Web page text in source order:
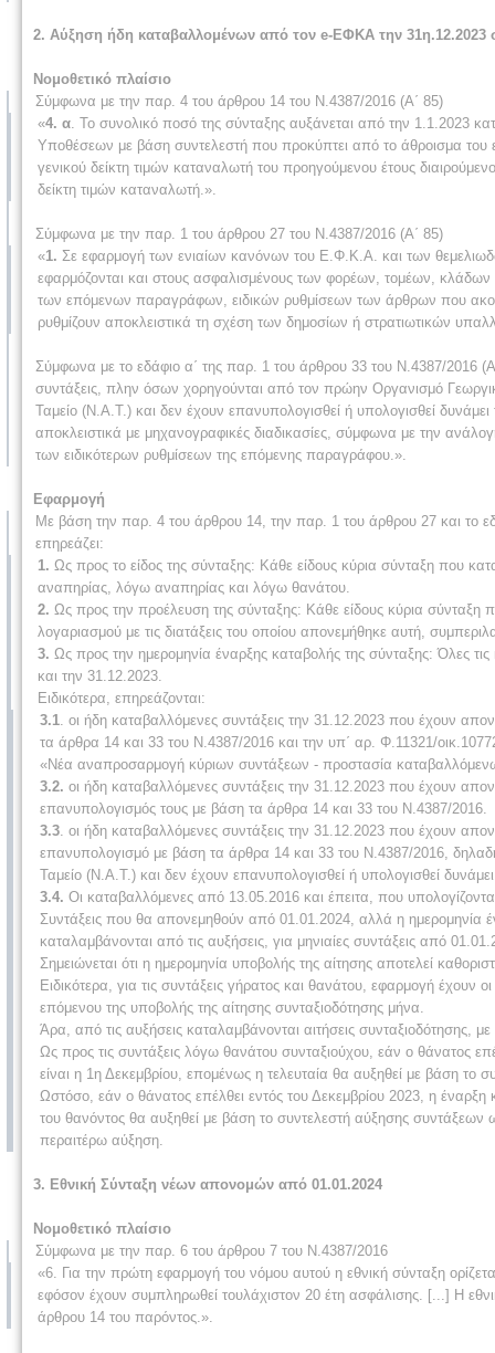
2. Αύξηση ήδη καταβαλλομένων από τον e-ΕΦΚΑ την 31η.12.2023
Νομοθετικό πλαίσιο
Σύμφωνα με την παρ. 4 του άρθρου 14 του Ν.4387/2016 (Α΄ 85)
«4. α . Το συνολικό ποσό της σύνταξης αυξάνεται από την 1.1.2023
Υποθέσεων με βάση συντελεστή που προκύπτει από το άθροισμα του
γενικού δείκτη τιμών καταναλωτή του προηγούμενου έτους
δείκτη τιμών καταναλωτή.».
Σύμφωνα με την παρ. 1 του άρθρου 27 του Ν.4387/2016 (Α΄ 85)
«1. Σε εφαρμογή των ενιαίων κανόνων του Ε.Φ.Κ.Α. και των
εφαρμόζονται και στους ασφαλισμένους των φορέων, τομέων,
των επόμενων παραγράφων, ειδικών ρυθμίσεων των άρθρων που
ρυθμίζουν αποκλειστικά τη σχέση των δημοσίων ή στρατιωτικών
Σύμφωνα με το εδάφιο α΄ της παρ. 1 του άρθρου 33 του Ν.4387/2016
συντάξεις, πλην όσων χορηγούνται από τον πρώην Οργανισμό
Ταμείο (Ν.Α.Τ.) και δεν έχουν επανυπολογισθεί ή υπολογισθεί
αποκλειστικά με μηχανογραφικές διαδικασίες, σύμφωνα με την
των ειδικότερων ρυθμίσεων της επόμενης παραγράφου.».
Εφαρμογή
Με βάση την παρ. 4 του άρθρου 14, την παρ. 1 του άρθρου 27 και το
επηρεάζει:
1. Ως προς το είδος της σύνταξης: Κάθε είδους κύρια σύνταξη που
αναπηρίας, λόγω αναπηρίας και λόγω θανάτου.
2. Ως προς την προέλευση της σύνταξης: Κάθε είδους κύρια
λογαριασμού με τις διατάξεις του οποίου απονεμήθηκε αυτή,
3. Ως προς την ημερομηνία έναρξης καταβολής της σύνταξης: Όλες
και την 31.12.2023.
Ειδικότερα, επηρεάζονται:
3.1 . οι ήδη καταβαλλόμενες συντάξεις την 31.12.2023 που έχουν
τα άρθρα 14 και 33 του Ν.4387/2016 και την υπ΄ αρ. Φ.11321/
«Νέα αναπροσαρμογή κύριων συντάξεων - προστασία
3.2. οι ήδη καταβαλλόμενες συντάξεις την 31.12.2023 που έχουν
επανυπολογισμός τους με βάση τα άρθρα 14 και 33 του Ν.4387/2016.
3.3 . οι ήδη καταβαλλόμενες συντάξεις την 31.12.2023 που έχουν
επανυπολογισμό με βάση τα άρθρα 14 και 33 του Ν.4387/2016,
Ταμείο (Ν.Α.Τ.) και δεν έχουν επανυπολογισθεί ή υπολογισθεί
3.4. Οι καταβαλλόμενες από 13.05.2016 και έπειτα, που
Συντάξεις που θα απονεμηθούν από 01.01.2024, αλλά η ημερομηνία
καταλαμβάνονται από τις αυξήσεις, για μηνιαίες συντάξεις από
Σημειώνεται ότι η ημερομηνία υποβολής της αίτησης αποτελεί
Ειδικότερα, για τις συντάξεις γήρατος και θανάτου, εφαρμογή
επόμενου της υποβολής της αίτησης συνταξιοδότησης μήνα.
Άρα, από τις αυξήσεις καταλαμβάνονται αιτήσεις συνταξιοδότησης,
Ως προς τις συντάξεις λόγω θανάτου συνταξιούχου, εάν ο θάνατος
είναι η 1η Δεκεμβρίου, επομένως η τελευταία θα αυξηθεί με βάση
Ωστόσο, εάν ο θάνατος επέλθει εντός του Δεκεμβρίου 2023, η
του θανόντος θα αυξηθεί με βάση το συντελεστή αύξησης
περαιτέρω αύξηση.
3. Εθνική Σύνταξη νέων απονομών από 01.01.2024
Νομοθετικό πλαίσιο
Σύμφωνα με την παρ. 6 του άρθρου 7 του Ν.4387/2016
«6. Για την πρώτη εφαρμογή του νόμου αυτού η εθνική σύνταξη
εφόσον έχουν συμπληρωθεί τουλάχιστον 20 έτη ασφάλισης. [...] Η
άρθρου 14 του παρόντος.».